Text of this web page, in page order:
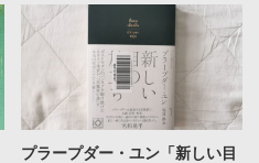
プラープダー・ユン「新しい目